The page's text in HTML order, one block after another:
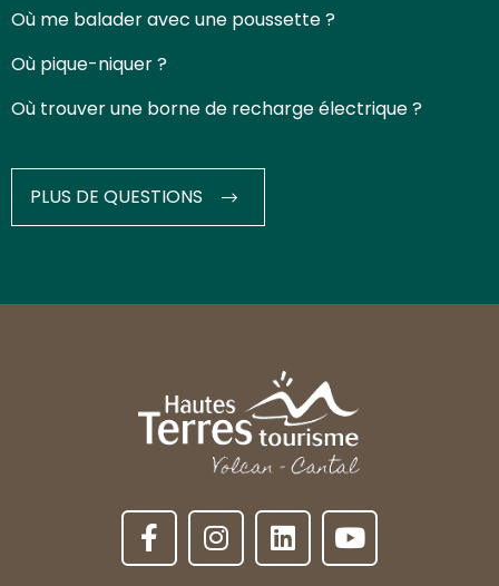
Où me balader avec une poussette ?
Où pique-niquer ?
Où trouver une borne de recharge électrique ?
PLUS DE QUESTIONS